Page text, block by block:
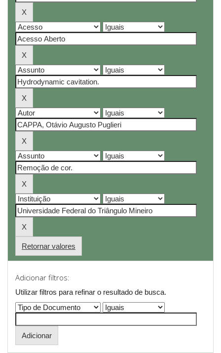
Retornar valores
Adicionar filtros:
Utilizar filtros para refinar o resultado de busca.